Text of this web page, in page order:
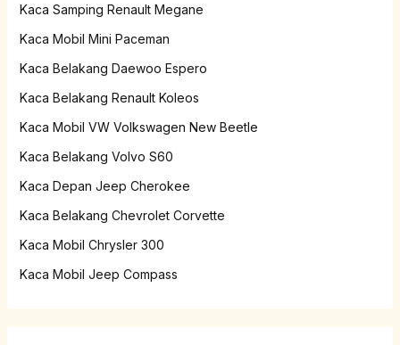
Kaca Samping Renault Megane
Kaca Mobil Mini Paceman
Kaca Belakang Daewoo Espero
Kaca Belakang Renault Koleos
Kaca Mobil VW Volkswagen New Beetle
Kaca Belakang Volvo S60
Kaca Depan Jeep Cherokee
Kaca Belakang Chevrolet Corvette
Kaca Mobil Chrysler 300
Kaca Mobil Jeep Compass